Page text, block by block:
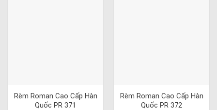
Rèm Roman Cao Cấp Hàn
Quốc PR 371
Rèm Roman Cao Cấp Hàn
Quốc PR 372